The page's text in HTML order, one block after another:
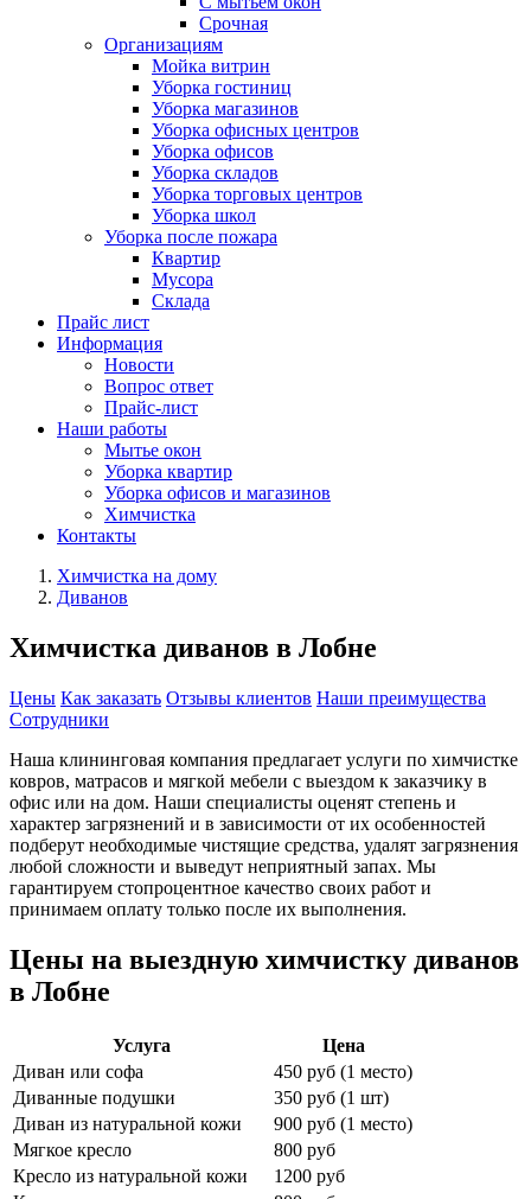
Срочная
Организациям
Мойка витрин
Уборка гостиниц
Уборка магазинов
Уборка офисных центров
Уборка офисов
Уборка складов
Уборка торговых центров
Уборка школ
Уборка после пожара
Квартир
Мусора
Склада
Прайс лист
Информация
Новости
Вопрос ответ
Прайс-лист
Наши работы
Мытье окон
Уборка квартир
Уборка офисов и магазинов
Химчистка
Контакты
Химчистка на дому
Диванов
Химчистка диванов в Лобне
Цены Как заказать Отзывы клиентов Наши преимущества
Сотрудники
Наша клининговая компания предлагает услуги по химчистке
ковров, матрасов и мягкой мебели с выездом к заказчику в
офис или на дом. Наши специалисты оценят степень и
характер загрязнений и в зависимости от их особенностей
подберут необходимые чистящие средства, удалят загрязнения
любой сложности и выведут неприятный запах. Мы
гарантируем стопроцентное качество своих работ и
принимаем оплату только после их выполнения.
Цены на выездную химчистку диванов
в Лобне
Услуга
Цена
Диван или софа
450 руб (1 место)
Диванные подушки
350 руб (1 шт)
Диван из натуральной кожи
900 руб (1 место)
Мягкое кресло
800 руб
Кресло из натуральной кожи
1200 руб